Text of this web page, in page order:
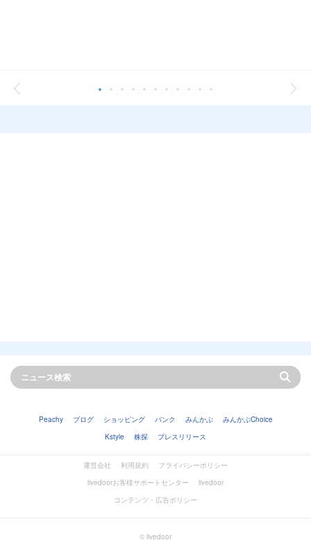
Peachy ブログ ショッピング バンク みんかぶ
みんかぶChoice
Kstyle
株探 プレスリリース
運営会社 利用規約
プライバシーポリシー
livedoorお客様サポートセンター
livedoor
コンテンツ・広告ポリシー
© livedoor